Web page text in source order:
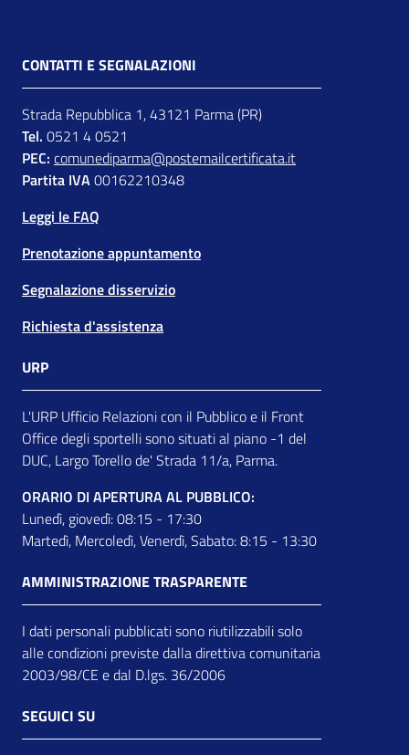
CONTATTI E SEGNALAZIONI
Strada Repubblica 1, 43121 Parma (PR)
Tel. 0521 4 0521
PEC: comunediparma@postemailcertificata.it
Partita IVA00162210348
Leggi le FAQ
Prenotazione appuntamento
Segnalazione disservizio
Richiesta d'assistenza
URP
L'URP Ufficio Relazioni con il Pubblico e il Front
Office degli sportelli sono situati al piano -1 del
DUC, Largo Torello de' Strada 11/a, Parma.
ORARIO DI APERTURA AL PUBBLICO:
Lunedì, giovedì: 08:15 - 17:30
Martedì, Mercoledì, Venerdì, Sabato: 8:15 - 13:30
AMMINISTRAZIONE TRASPARENTE
I dati personali pubblicati sono riutilizzabili solo
alle condizioni previste dalla direttiva comunitaria
2003/98/CE e dal D.lgs. 36/2006
SEGUICI SU